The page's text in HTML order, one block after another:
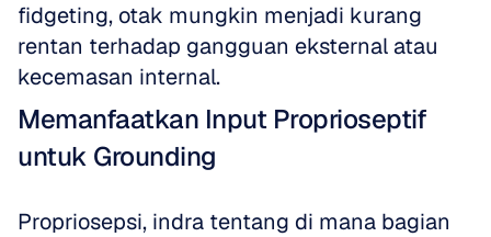
fidgeting, otak mungkin menjadi kurang
rentan terhadap gangguan eksternal atau
kecemasan internal.
Memanfaatkan Input Proprioseptif
untuk Grounding
Propriosepsi, indra tentang di mana bagian